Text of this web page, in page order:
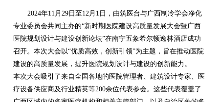
2024年11月29日至12月1日，由筑医台与广西制冷学会净化
专业委员会共同主办的“新时期医院建设高质量发展大会暨广西
医院规划设计与建设创新论坛”在南宁五象希尔顿逸林酒店成功
召开。本次大会以“优质高效，创新引领”为主题，旨在推动医院
建设的高质量发展，提升医院规划设计与建设的创新能力。
本次大会吸引了来自全国各地的医院管理者、建筑设计专家、医
疗设备供应商及行业精英等200余位代表参会。这些代表覆盖了